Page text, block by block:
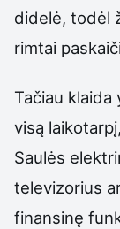
didelė, todėl
rimtai
Tačiau
visą
Saulės
televizorius
finansinę